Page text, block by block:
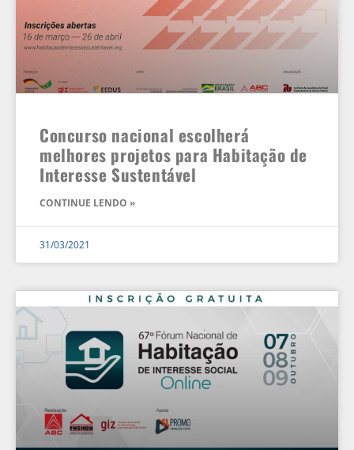
Concurso nacional escolherá
melhores projetos para Habitação de
Interesse Sustentável
CONTINUE LENDO »
31/03/2021